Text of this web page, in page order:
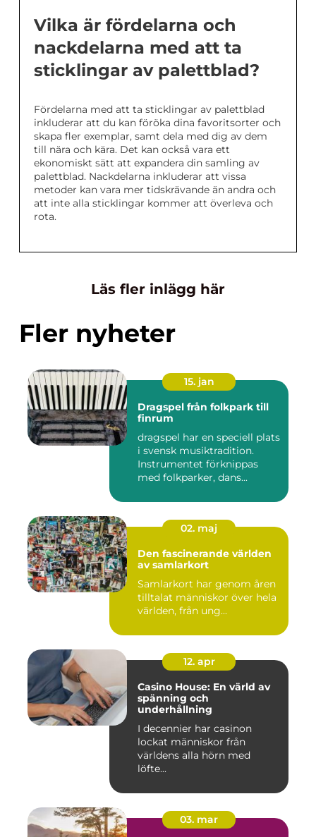
Vilka är fördelarna och
nackdelarna med att ta
sticklingar av palettblad?
Fördelarna med att ta sticklingar av palettblad
inkluderar att du kan föröka dina favoritsorter och
skapa fler exemplar, samt dela med dig av dem
till nära och kära. Det kan också vara ett
ekonomiskt sätt att expandera din samling av
palettblad. Nackdelarna inkluderar att vissa
metoder kan vara mer tidskrävande än andra och
att inte alla sticklingar kommer att överleva och
rota.
Läs fler inlägg här
Fler nyheter
15. jan
Dragspel från folkpark till
finrum
dragspel har en speciell plats
i svensk musiktradition.
Instrumentet förknippas
med folkparker, dans...
02. maj
Den fascinerande världen
av samlarkort
Samlarkort har genom åren
tilltalat människor över hela
världen, från ung...
12. apr
Casino House: En värld av
spänning och
underhållning
I decennier har casinon
lockat människor från
världens alla hörn med
löfte...
03. mar